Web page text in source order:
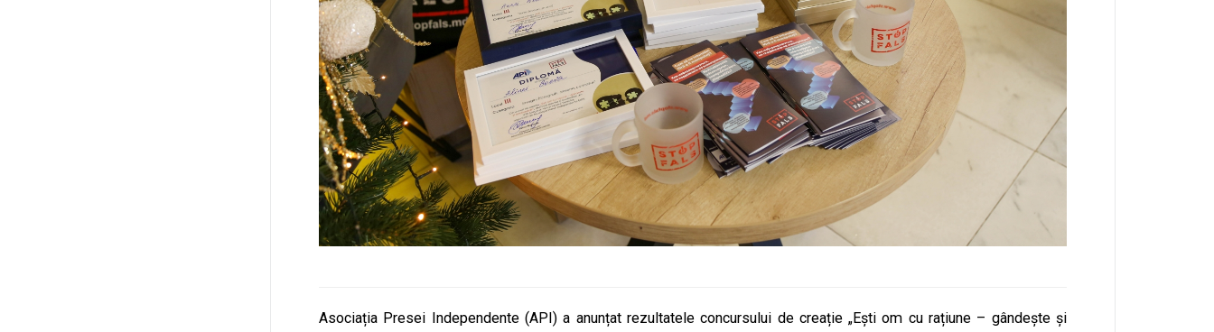
Asociația Presei Independente (API) a anunțat rezultatele concursului de creație „Ești om cu rațiune – gândește și